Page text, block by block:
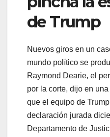
de Trump
Nuevos giros en un
mundo político se
Raymond Dearie, el
por la corte, dijo en
que el equipo de
declaración jurada
Departamento de